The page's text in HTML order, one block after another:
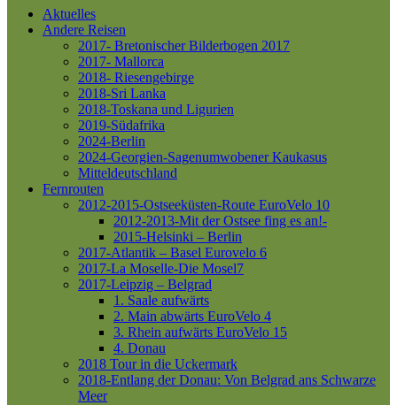
Aktuelles
Andere Reisen
2017- Bretonischer Bilderbogen 2017
2017- Mallorca
2018- Riesengebirge
2018-Sri Lanka
2018-Toskana und Ligurien
2019-Südafrika
2024-Berlin
2024-Georgien-Sagenumwobener Kaukasus
Mitteldeutschland
Fernrouten
2012-2015-Ostseeküsten-Route EuroVelo 10
2012-2013-Mit der Ostsee fing es an!-
2015-Helsinki – Berlin
2017-Atlantik – Basel Eurovelo 6
2017-La Moselle-Die Mosel7
2017-Leipzig – Belgrad
1. Saale aufwärts
2. Main abwärts EuroVelo 4
3. Rhein aufwärts EuroVelo 15
4. Donau
2018 Tour in die Uckermark
2018-Entlang der Donau: Von Belgrad ans Schwarze
Meer